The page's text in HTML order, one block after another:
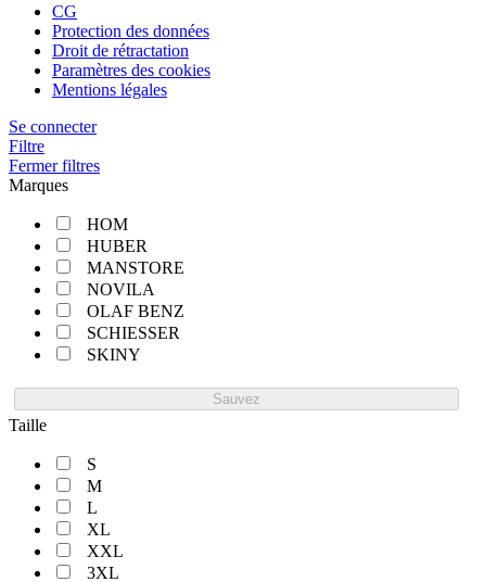
CG
Protection des données
Droit de rétractation
Paramètres des cookies
Mentions légales
Se connecter
Filtre
Fermer filtres
Marques
HOM
HUBER
MANSTORE
NOVILA
OLAF BENZ
SCHIESSER
SKINY
Sauvez
Taille
S
M
L
XL
XXL
3XL